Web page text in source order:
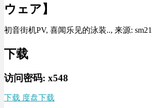
ウェア】
初音街机PV, 喜闻乐见的泳装.., 来源:
下载
访问密码: x548
下载 度盘下载